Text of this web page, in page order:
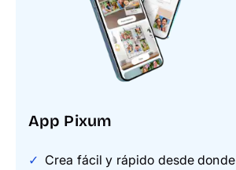
App Pixum
Crea fácil y rápido desde donde